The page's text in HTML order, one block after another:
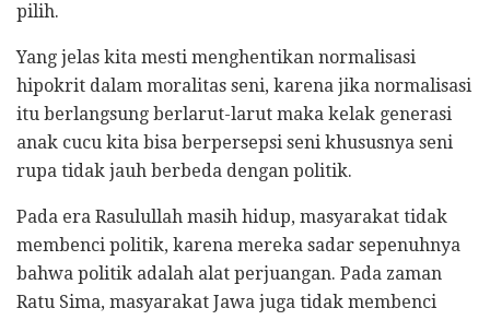
pilih.
Yang jelas kita mesti menghentikan normalisasi
hipokrit dalam moralitas seni, karena jika normalisasi
itu berlangsung berlarut-larut maka kelak generasi
anak cucu kita bisa berpersepsi seni khususnya seni
rupa tidak jauh berbeda dengan politik.
Pada era Rasulullah masih hidup, masyarakat tidak
membenci politik, karena mereka sadar sepenuhnya
bahwa politik adalah alat perjuangan. Pada zaman
Ratu Sima, masyarakat Jawa juga tidak membenci